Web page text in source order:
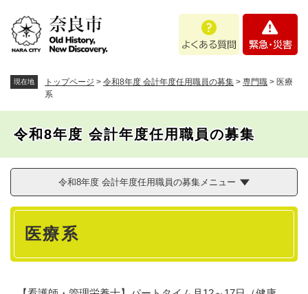
あ
問
・
現在地 トップページ > 令和8年度 会計年度任用職員の募集 > 専門職 > 医療
系
令和8年度 会計年度任用職員の募集
令和8年度 会計年度任用職員の募集メニュー
本
医療系